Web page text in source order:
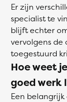
Er zijn
specialist te
blijft echter
vervolgens de
toegestuurd
Hoe weet
goed werk
Een